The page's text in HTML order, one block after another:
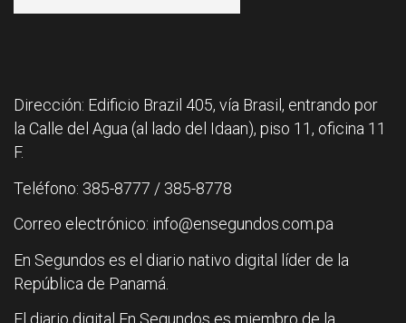
Dirección: Edificio Brazil 405, vía Brasil, entrando por
la Calle del Agua (al lado del Idaan), piso 11, oficina 11
F.
Teléfono: 385-8777 / 385-8778
Correo electrónico: info@ensegundos.com.pa
En Segundos es el diario nativo digital líder de la
República de Panamá.
El diario digital En Segundos es miembro de la